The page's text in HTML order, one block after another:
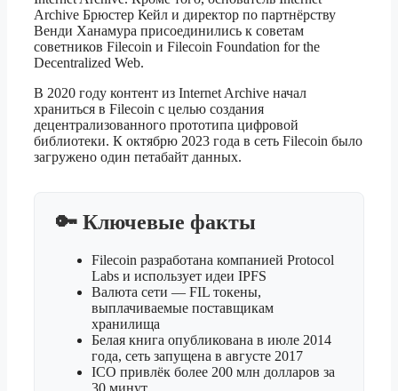
Archive Брюстер Кейл и директор по партнёрству
Венди Ханамура присоединились к советам
советников Filecoin и Filecoin Foundation for the
Decentralized Web.
В 2020 году контент из Internet Archive начал
храниться в Filecoin с целью создания
децентрализованного прототипа цифровой
библиотеки. К октябрю 2023 года в сеть Filecoin было
загружено один петабайт данных.
🔑 Ключевые факты
Filecoin разработана компанией Protocol
Labs и использует идеи IPFS
Валюта сети — FIL токены,
выплачиваемые поставщикам
хранилища
Белая книга опубликована в июле 2014
года, сеть запущена в августе 2017
ICO привлёк более 200 млн долларов за